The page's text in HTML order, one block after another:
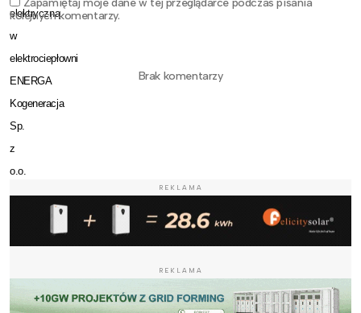
elektryczną
w
elektrociepłowni
ENERGA
Kogeneracja
Sp.
z
o.o.
ma
ze
Zapamiętaj moje dane w tej przeglądarce podczas pisania
kolejnych komentarzy.
Brak komentarzy
REKLAMA
REKLAMA